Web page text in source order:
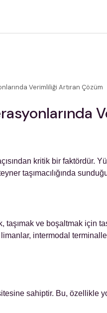
Verimliliği Artıran Çözüm
kritik bir faktördür.
taşımacılığında
ve boşaltmak için
intermodal
sahiptir. Bu,